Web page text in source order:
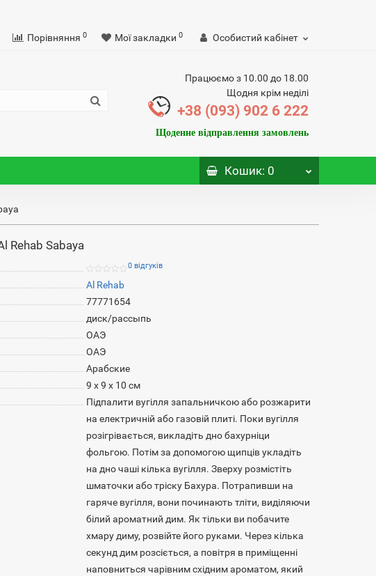
Порівняння 0 Мої закладки 0 Особистий кабінет
Працюємо з 10.00 до 18.00
Щодня крім неділі
+38 (093) 902 6 222
Щоденне відправлення замовлень
Кошик: 0
Rehab Sabaya
0 відгуків
Al Rehab
77771654
диск/рассыпь
ОАЭ
ОАЭ
Арабские
9 х 9 х 10 см
Підпалити вугілля запальничкою або розжарити
на електричній або газовій плиті. Поки вугілля
розігрівається, викладіть дно бахурніци
фольгою. Потім за допомогою щипців укладіть
на дно чаші кілька вугілля. Зверху розмістіть
шматочки або тріску Бахура. Потрапивши на
гаряче вугілля, вони починають тліти, виділяючи
білий ароматний дим. Як тільки ви побачите
хмару диму, розвійте його руками. Через кілька
секунд дим розсіється, а повітря в приміщенні
наповниться чарівним східним ароматом, який